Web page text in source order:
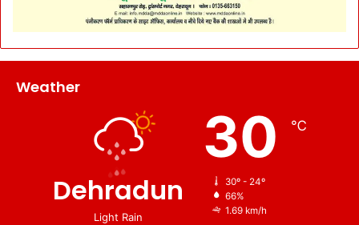
Weather
Dehradun
Light Rain
30 ℃
30º - 24º
66%
1.69 km/h